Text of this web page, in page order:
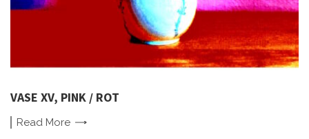
VASE XV, PINK / ROT
Read More